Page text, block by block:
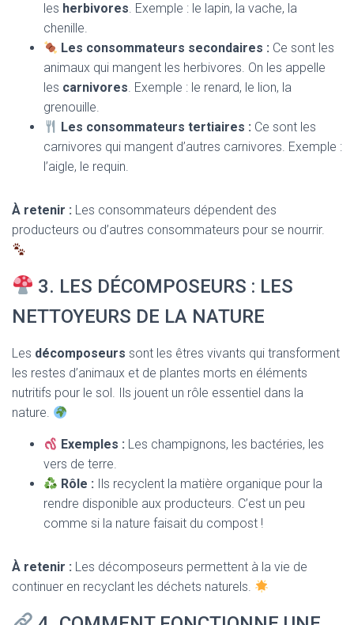
les herbivores. Exemple : le lapin, la vache, la
chenille.
Les consommateurs secondaires : Ce sont les
animaux qui mangent les herbivores. On les appelle
les carnivores. Exemple : le renard, le lion, la
grenouille.
Les consommateurs tertiaires : Ce sont les
carnivores qui mangent d’autres carnivores. Exemple :
l’aigle, le requin.
À retenir : Les consommateurs dépendent des
producteurs ou d’autres consommateurs pour se nourrir.
3. LES DÉCOMPOSEURS : LES
NETTOYEURS DE LA NATURE
Les décomposeurs sont les êtres vivants qui transforment
les restes d’animaux et de plantes morts en éléments
nutritifs pour le sol. Ils jouent un rôle essentiel dans la
nature.
Exemples : Les champignons, les bactéries, les
vers de terre.
Rôle : Ils recyclent la matière organique pour la
rendre disponible aux producteurs. C’est un peu
comme si la nature faisait du compost !
À retenir : Les décomposeurs permettent à la vie de
continuer en recyclant les déchets naturels.